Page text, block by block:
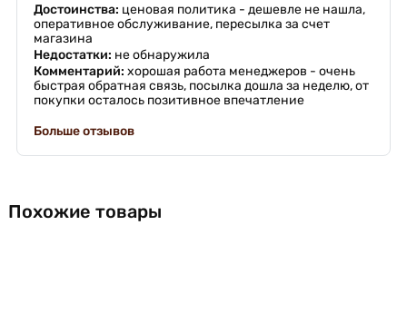
Достоинства: ценовая политика - дешевле не нашла,
оперативное обслуживание, пересылка за счет
магазина
Недостатки: не обнаружила
Комментарий: хорошая работа менеджеров - очень
быстрая обратная связь, посылка дошла за неделю, от
покупки осталось позитивное впечатление
Больше отзывов
Похожие товары